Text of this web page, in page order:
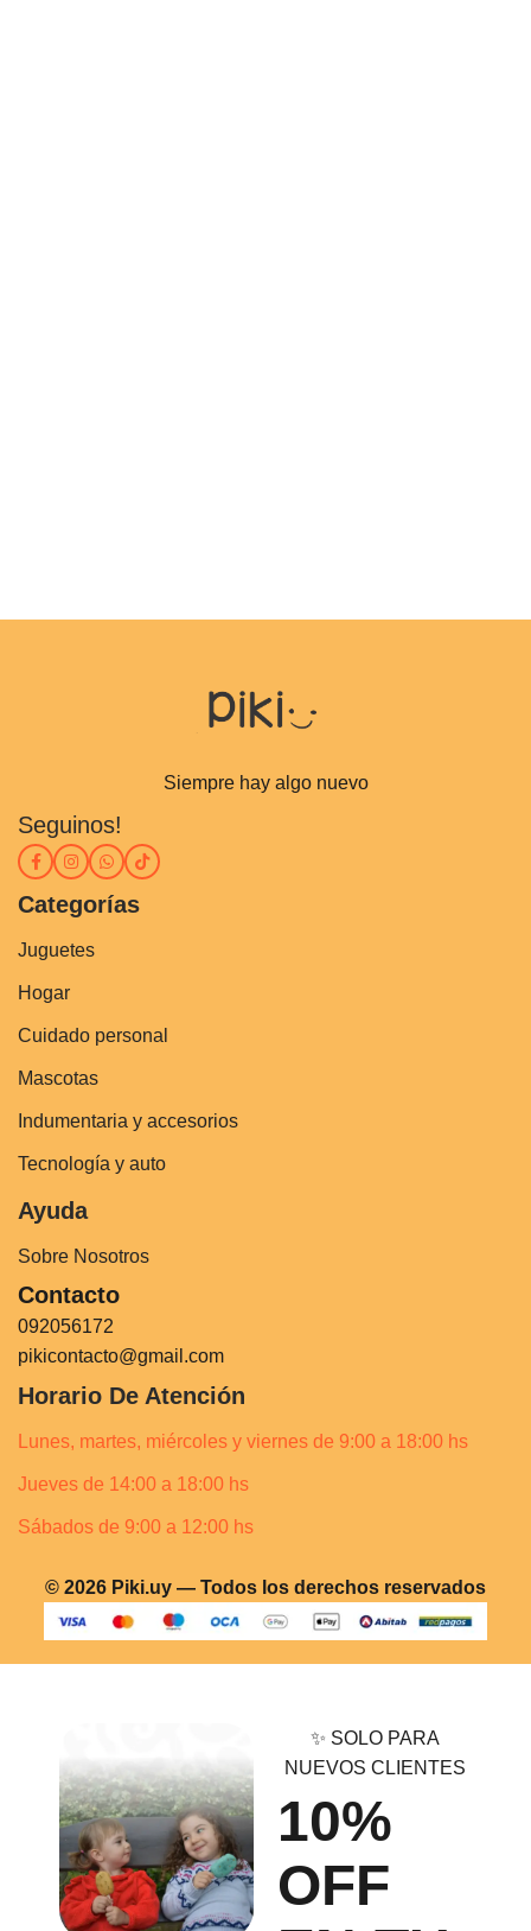
Siempre hay algo nuevo
Seguinos!
Categorías
Juguetes
Hogar
Cuidado personal
Mascotas
Indumentaria y accesorios
Tecnología y auto
Ayuda
Sobre Nosotros
Contacto
092056172
pikicontacto@gmail.com
Horario De Atención
Lunes, martes, miércoles y viernes de 9:00 a 18:00 hs
Jueves de 14:00 a 18:00 hs
Sábados de 9:00 a 12:00 hs
© 2026 Piki.uy — Todos los derechos reservados
✨ SOLO PARA
NUEVOS CLIENTES
10%
OFF